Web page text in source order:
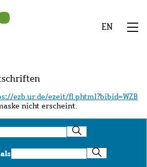
EN
ezb.ur.de/ezeit/fl.phtml?bibid=WZB
nicht erscheint.
Suche
nach